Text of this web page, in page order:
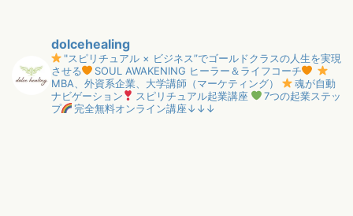
dolcehealing
"スピリチュアル × ビジネス”でゴールドクラスの人生を実現
させる
SOUL AWAKENING ヒーラー＆ライフコーチ
MBA、外資系企業、大学講師（マーケティング）
魂が自動
ナビゲーション
スピリチュアル起業講座
7つの起業ステッ
プ
完全無料オンライン講座↓↓↓